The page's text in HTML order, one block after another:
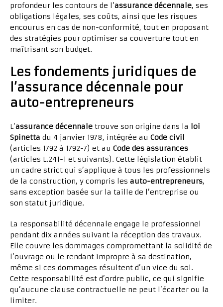
profondeur les contours de l’assurance décennale, ses
obligations légales, ses coûts, ainsi que les risques
encourus en cas de non-conformité, tout en proposant
des stratégies pour optimiser sa couverture tout en
maîtrisant son budget.
Les fondements juridiques de
l’assurance décennale pour
auto-entrepreneurs
L’assurance décennale trouve son origine dans la
loi
Spinetta du 4 janvier 1978, intégrée au Code civil
(articles 1792 à 1792-7) et au Code des assurances
(articles L.241-1 et suivants). Cette législation établit
un cadre strict qui s’applique à tous les professionnels
de la construction, y compris les auto-entrepreneurs,
sans exception basée sur la taille de l’entreprise ou
son statut juridique.
La responsabilité décennale engage le professionnel
pendant dix années suivant la réception des travaux.
Elle couvre les dommages compromettant la solidité de
l’ouvrage ou le rendant impropre à sa destination,
même si ces dommages résultent d’un vice du sol.
Cette responsabilité est d’ordre public, ce qui signifie
qu’aucune clause contractuelle ne peut l’écarter ou la
limiter.